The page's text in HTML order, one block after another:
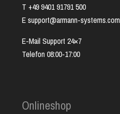
T +49 9401 91791 500
E support@armann-systems.com
E-Mail Support 24×7
Telefon 08:00-17:00
Onlineshop